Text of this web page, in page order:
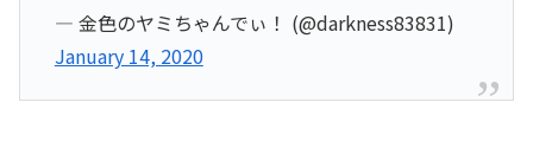
— 金色のヤミちゃんでぃ！ (@darkness83831)
January 14, 2020